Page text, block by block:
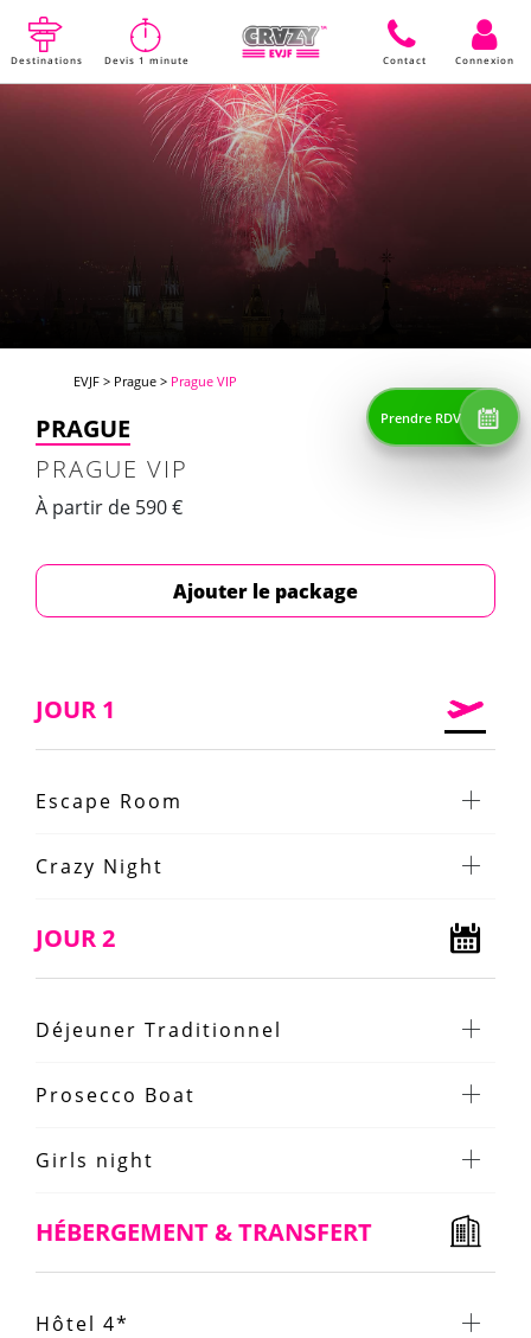
Destinations Devis 1 minute Contact Connexion
EVJF > Prague > Prague VIP
PRAGUE
PRAGUE VIP
À partir de 590 €
Ajouter le package
JOUR 1
Escape Room
Crazy Night
JOUR 2
Déjeuner Traditionnel
Prosecco Boat
Girls night
HÉBERGEMENT & TRANSFERT
Hôtel 4*
Prendre RDV